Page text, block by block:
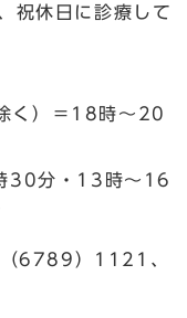
祝休日に診療して
く）＝18時～20
30分・13時～16
6789）1121、